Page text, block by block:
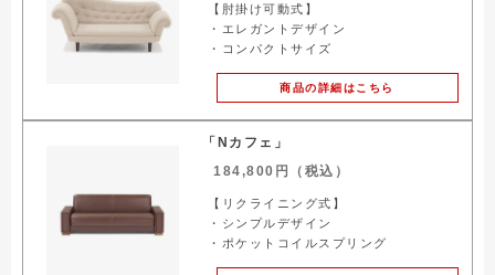
【肘掛け可動式】
・エレガントデザイン
・コンパクトサイズ
商品の詳細はこちら
「Nカフェ」
184,800円（税込）
【リクライニング式】
・シンプルデザイン
・ポケットコイルスプリング